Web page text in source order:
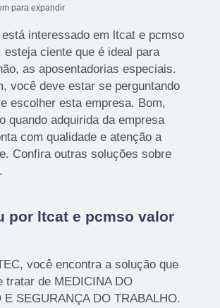
para expandir
interessado em ltcat e pcmso
esteja ciente que é ideal para
as aposentadorias especiais.
você deve estar se perguntando
escolher esta empresa. Bom,
quando adquirida da empresa
com qualidade e atenção a
Confira outras soluções sobre
por ltcat e pcmso valor
você encontra a solução que
tratar de MEDICINA DO
E SEGURANÇA DO TRABALHO.